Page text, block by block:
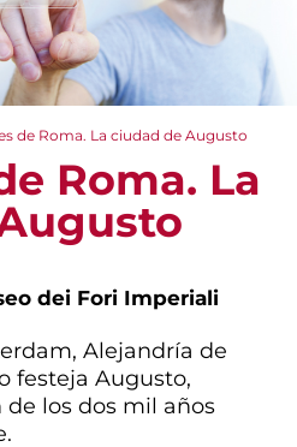
de Roma. La ciudad de Augusto
Roma. La
dei Fori Imperiali
Alejandría de
festeja Augusto,
los dos mil años